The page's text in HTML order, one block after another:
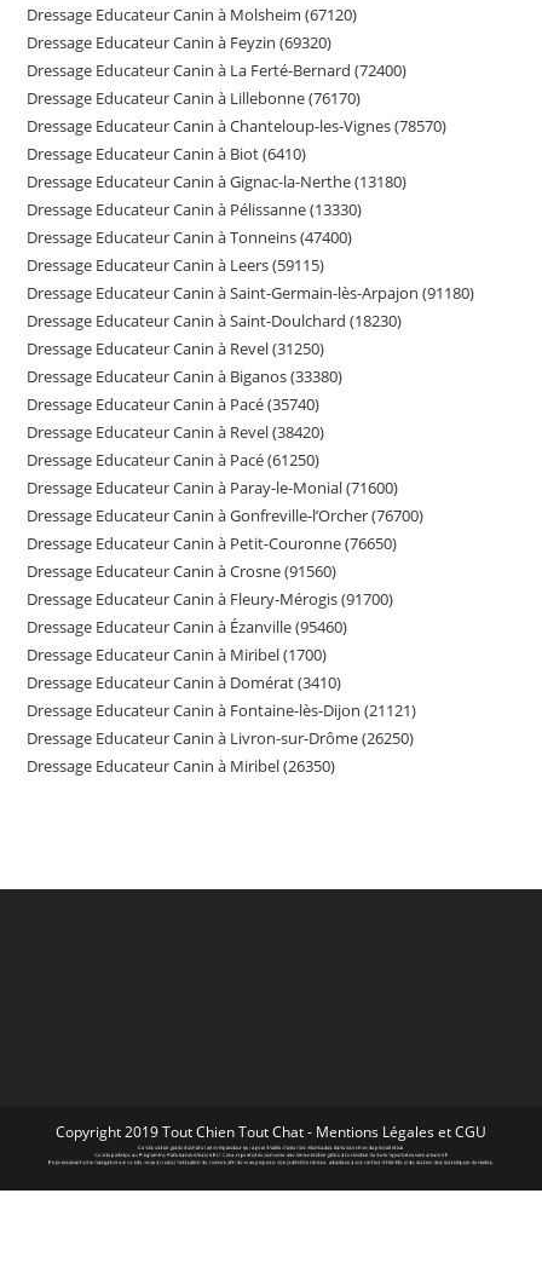
Dressage Educateur Canin à Molsheim (67120)
Dressage Educateur Canin à Feyzin (69320)
Dressage Educateur Canin à La Ferté-Bernard (72400)
Dressage Educateur Canin à Lillebonne (76170)
Dressage Educateur Canin à Chanteloup-les-Vignes (78570)
Dressage Educateur Canin à Biot (6410)
Dressage Educateur Canin à Gignac-la-Nerthe (13180)
Dressage Educateur Canin à Pélissanne (13330)
Dressage Educateur Canin à Tonneins (47400)
Dressage Educateur Canin à Leers (59115)
Dressage Educateur Canin à Saint-Germain-lès-Arpajon (91180)
Dressage Educateur Canin à Saint-Doulchard (18230)
Dressage Educateur Canin à Revel (31250)
Dressage Educateur Canin à Biganos (33380)
Dressage Educateur Canin à Pacé (35740)
Dressage Educateur Canin à Revel (38420)
Dressage Educateur Canin à Pacé (61250)
Dressage Educateur Canin à Paray-le-Monial (71600)
Dressage Educateur Canin à Gonfreville-l’Orcher (76700)
Dressage Educateur Canin à Petit-Couronne (76650)
Dressage Educateur Canin à Crosne (91560)
Dressage Educateur Canin à Fleury-Mérogis (91700)
Dressage Educateur Canin à Ézanville (95460)
Dressage Educateur Canin à Miribel (1700)
Dressage Educateur Canin à Domérat (3410)
Dressage Educateur Canin à Fontaine-lès-Dijon (21121)
Dressage Educateur Canin à Livron-sur-Drôme (26250)
Dressage Educateur Canin à Miribel (26350)
Copyright 2019 Tout Chien Tout Chat - Mentions Légales et CGU